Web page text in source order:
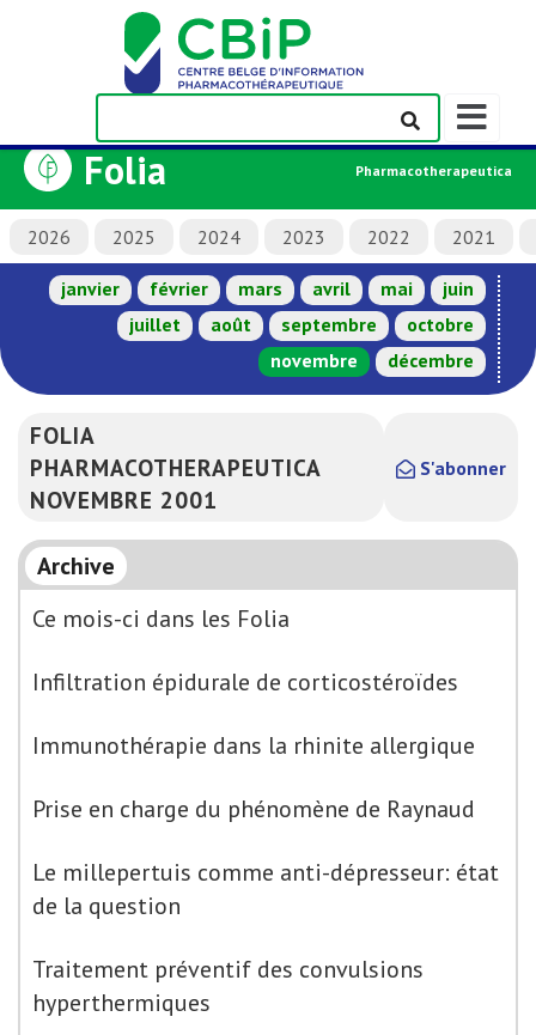
Afficher/
la
de
navigation
Folia Pharmacotherapeutica
2026 2025 2024 2023 2022 2021
janvier février mars avril mai
juin
juillet
août septembre
octobre
novembre
décembre
FOLIA
PHARMACOTHERAPEUTICA
NOVEMBRE 2001
S'abonner
Archive
Ce mois-ci dans les Folia
Infiltration épidurale de corticostéroïdes
Immunothérapie dans la rhinite allergique
Prise en charge du phénomène de Raynaud
Le millepertuis comme anti-dépresseur: état
de la question
Traitement préventif des convulsions
hyperthermiques